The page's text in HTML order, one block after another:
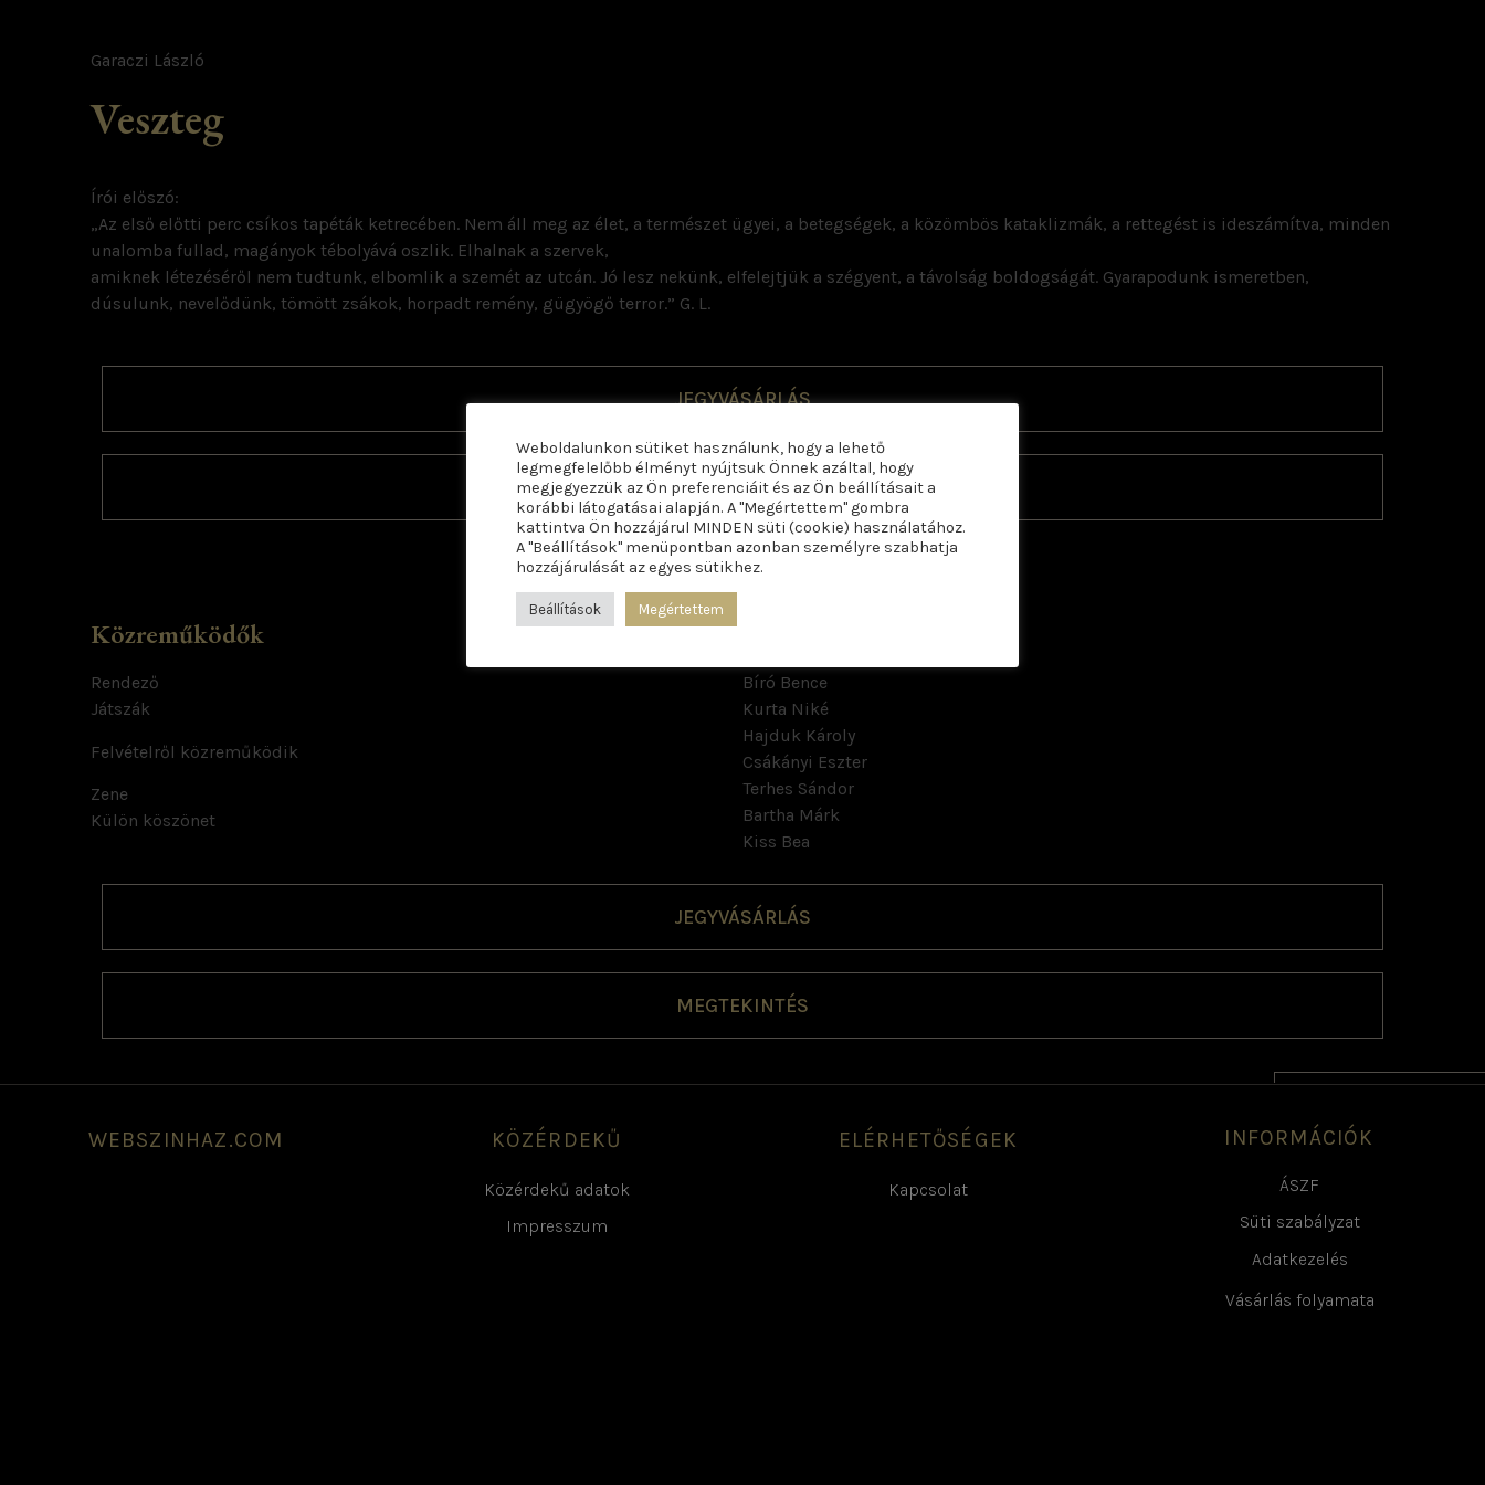
Garaczi László
Veszteg
Írói előszó:
„Az első előtti perc csíkos tapéták ketrecében. Nem áll meg az élet, a természet ügyei, a betegségek, a közömbös kataklizmák, a rettegést is ideszámítva, minden
unalomba fullad, magányok tébolyává oszlik. Elhalnak a szervek,
amiknek létezéséről nem tudtunk, elbomlik a szemét az utcán. Jó lesz nekünk, elfelejtjük a szégyent, a távolság boldogságát. Gyarapodunk ismeretben,
dúsulunk, nevelődünk, tömött zsákok, horpadt remény, gügyögő terror.” G. L.
JEGYVÁSÁRLÁS
MEGTEKINTÉS
Közreműködők
Rendező
Játszák
Felvételről közreműködik
Zene
Külön köszönet
Bíró Bence
Kurta Niké
Hajduk Károly
Csákányi Eszter
Terhes Sándor
Bartha Márk
Kiss Bea
JEGYVÁSÁRLÁS
MEGTEKINTÉS
WEBSZINHAZ.COM KÖZÉRDEKŰ
Közérdekű adatok
Impresszum
ELÉRHETŐSÉGEK
Kapcsolat
INFORMÁCIÓK
ÁSZF
Süti szabályzat
Adatkezelés
Vásárlás folyamata
Weboldalunkon sütiket használunk, hogy a lehető
legmegfelelőbb élményt nyújtsuk Önnek azáltal, hogy
megjegyezzük az Ön preferenciáit és az Ön beállításait a
korábbi látogatásai alapján. A "Megértettem" gombra
kattintva Ön hozzájárul MINDEN süti (cookie) használatához.
A "Beállítások" menüpontban azonban személyre szabhatja
hozzájárulását az egyes sütikhez.
Beállítások Megértettem